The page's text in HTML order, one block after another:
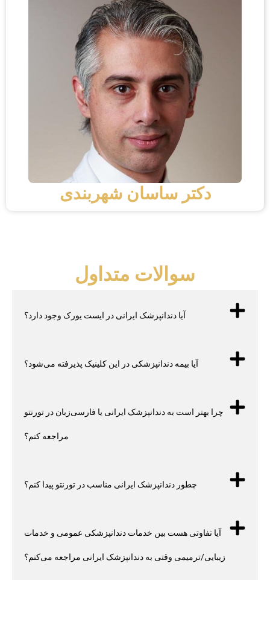
دکتر ساسان شهربندی
سوالات متداول
آیا دندانپزشک ایرانی در ایست یورک وجود دارد؟
آیا بیمه دندانپزشکی در این کلینیک پذیرفته می‌شود؟
چرا بهتر است به دندانپزشک ایرانی یا فارسی‌زبان در تورنتو
مراجعه کنم؟
چطور دندانپزشک ایرانی مناسب در تورنتو پیدا کنم؟
آیا تفاوتی هست بین خدمات دندانپزشکی عمومی و خدمات
زیبایی/ترمیمی وقتی به دندانپزشک ایرانی مراجعه می‌کنم؟